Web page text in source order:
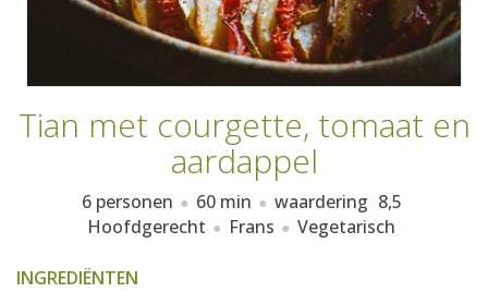
Tian met courgette, tomaat en
aardappel
6 personen 60 min waardering 8,5
Hoofdgerecht
Frans Vegetarisch
INGREDIËNTEN